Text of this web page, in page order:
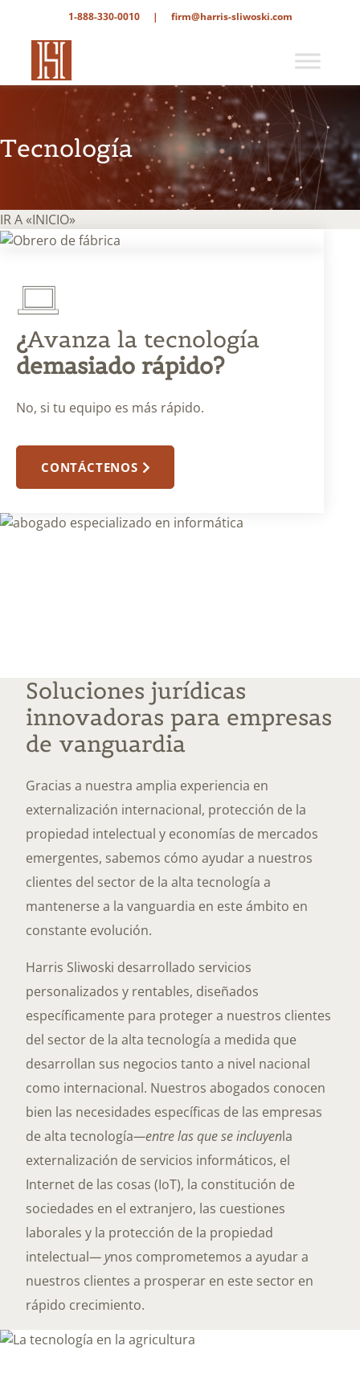
1-888-330-0010 | firm@harris-sliwoski.com
Tecnología
IR A «INICIO»
¿Avanza la tecnología
demasiado rápido?
No, si tu equipo es más rápido.
CONTÁCTENOS
Soluciones jurídicas
innovadoras para empresas
de vanguardia
Gracias a nuestra amplia experiencia en
externalización internacional, protección de la
propiedad intelectual y economías de mercados
emergentes, sabemos cómo ayudar a nuestros
clientes del sector de la alta tecnología a
mantenerse a la vanguardia en este ámbito en
constante evolución.
Harris Sliwoski desarrollado servicios
personalizados y rentables, diseñados
específicamente para proteger a nuestros clientes
del sector de la alta tecnología a medida que
desarrollan sus negocios tanto a nivel nacional
como internacional. Nuestros abogados conocen
bien las necesidades específicas de las empresas
de alta tecnología—entre las que se incluyenla
externalización de servicios informáticos, el
Internet de las cosas (IoT), la constitución de
sociedades en el extranjero, las cuestiones
laborales y la protección de la propiedad
intelectual— ynos comprometemos a ayudar a
nuestros clientes a prosperar en este sector en
rápido crecimiento.